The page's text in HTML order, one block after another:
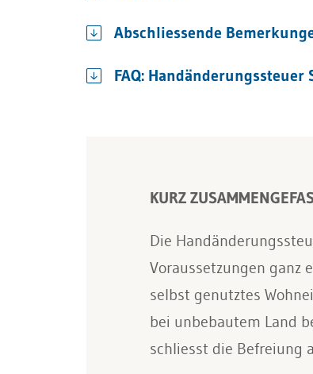
Abschliessende
FAQ: Handänderungssteuer
KURZ
Die
Voraussetzungen ganz
selbst genutztes
bei unbebautem Land
schliesst die Befreiung